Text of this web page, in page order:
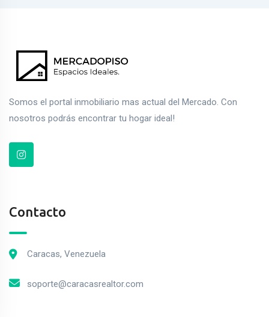
Somos el portal inmobiliario mas actual del Mercado. Con
nosotros podrás encontrar tu hogar ideal!
Contacto
Caracas, Venezuela
soporte@caracasrealtor.com